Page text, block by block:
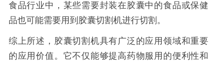
食品行业中，某些需要封装在胶囊中的食品或保健
品也可能需要用到胶囊切割机进行切割。
综上所述，胶囊切割机具有广泛的应用领域和重要
的应用价值。它不仅能够提高药物服用的便利性和